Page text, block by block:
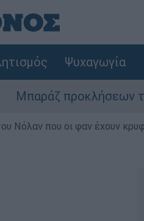
Ψυχαγωγία
προκλήσεων της
Νόλαν που οι φαν έχουν